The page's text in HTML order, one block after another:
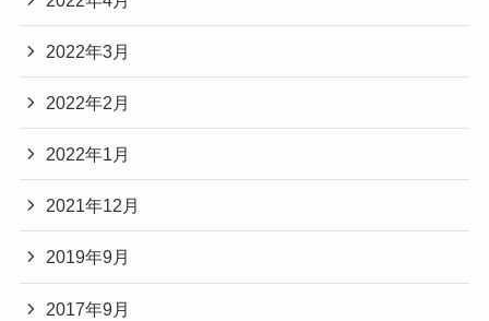
2022年3月
2022年2月
2022年1月
2021年12月
2019年9月
2017年9月